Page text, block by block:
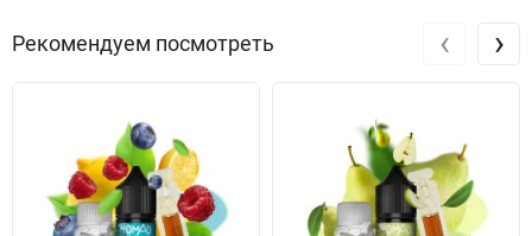
Рекомендуем посмотреть ‹ ›